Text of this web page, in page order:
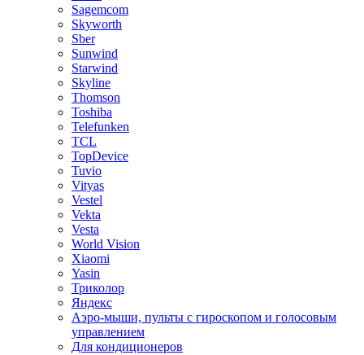
Sagemcom
Skyworth
Sber
Sunwind
Starwind
Skyline
Thomson
Toshiba
Telefunken
TCL
TopDevice
Tuvio
Vityas
Vestel
Vekta
Vesta
World Vision
Xiaomi
Yasin
Триколор
Яндекс
Аэро-мыши, пульты с гироскопом и голосовым
управлением
Для кондиционеров